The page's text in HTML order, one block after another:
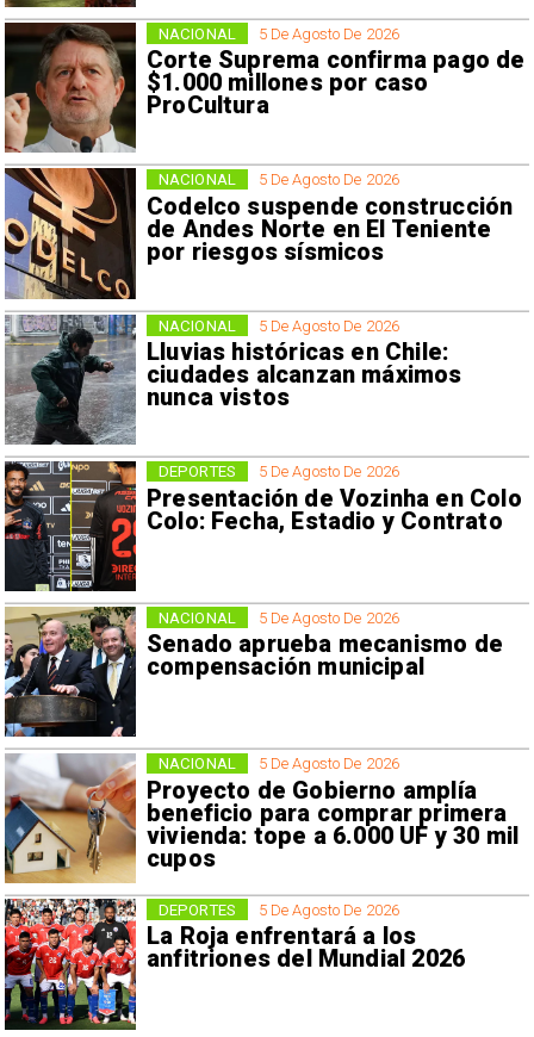
5 De Agosto De 2026
Corte Suprema confirma pago de
$1.000 millones por caso
ProCultura
NACIONAL
5 De Agosto De 2026
Codelco suspende construcción
de Andes Norte en El Teniente
por riesgos sísmicos
NACIONAL
5 De Agosto De 2026
Lluvias históricas en Chile:
ciudades alcanzan máximos
nunca vistos
NACIONAL
5 De Agosto De 2026
Presentación de Vozinha en Colo
Colo: Fecha, Estadio y Contrato
DEPORTES
5 De Agosto De 2026
Senado aprueba mecanismo de
compensación municipal
NACIONAL
5 De Agosto De 2026
Proyecto de Gobierno amplía
beneficio para comprar primera
vivienda: tope a 6.000 UF y 30 mil
cupos
NACIONAL
5 De Agosto De 2026
La Roja enfrentará a los
anfitriones del Mundial 2026
DEPORTES